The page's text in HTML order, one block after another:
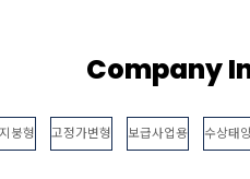
Company
붕형 고정가변형 보급사업용 수상태